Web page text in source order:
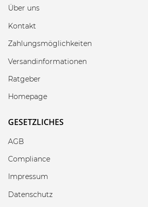
Über uns
Kontakt
Zahlungsmöglichkeiten
Versandinformationen
Ratgeber
Homepage
GESETZLICHES
AGB
Compliance
Impressum
Datenschutz